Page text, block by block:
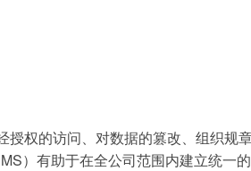
权的访问、对数据的篡改、组织规
）有助于在全公司范围内建立统